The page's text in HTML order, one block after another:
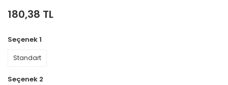
180,38 TL
Seçenek 1
Standart
Seçenek 2